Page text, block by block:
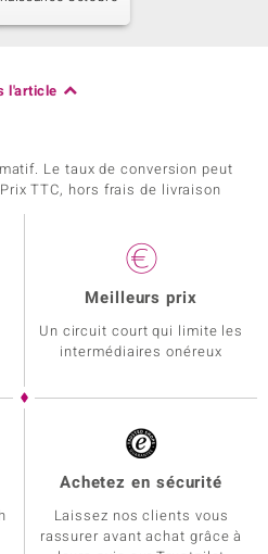
l'article
Le taux de conversion peut
TTC, hors frais de livraison
Meilleurs prix
Un circuit court qui limite les
intermédiaires onéreux
Achetez en sécurité
Laissez nos clients vous
rassurer avant achat grâce à